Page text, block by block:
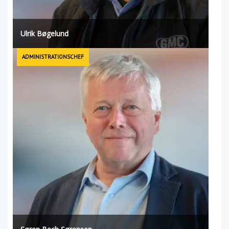
Ulrik Bøgelund
ADMINISTRATIONSCHEF